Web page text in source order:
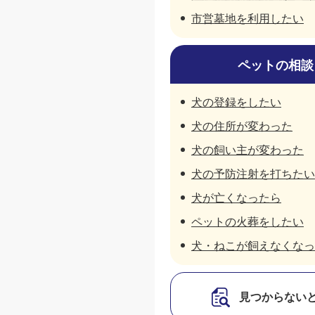
市営墓地を利用したい
ペットの相談
犬の登録をしたい
犬の住所が変わった
犬の飼い主が変わった
犬の予防注射を打ちたい
犬が亡くなったら
ペットの火葬をしたい
犬・ねこが飼えなくな
見つからない